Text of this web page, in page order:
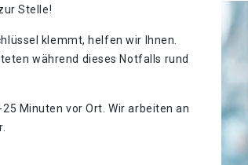
Stelle!
klemmt, helfen wir Ihnen.
während dieses Notfalls rund
Minuten vor Ort. Wir arbeiten an